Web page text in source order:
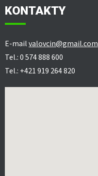
KONTAKTY
E-mailvalovcin@gmail.com
Tel.: 0 574 888 600
Tel.: +421 919 264 820